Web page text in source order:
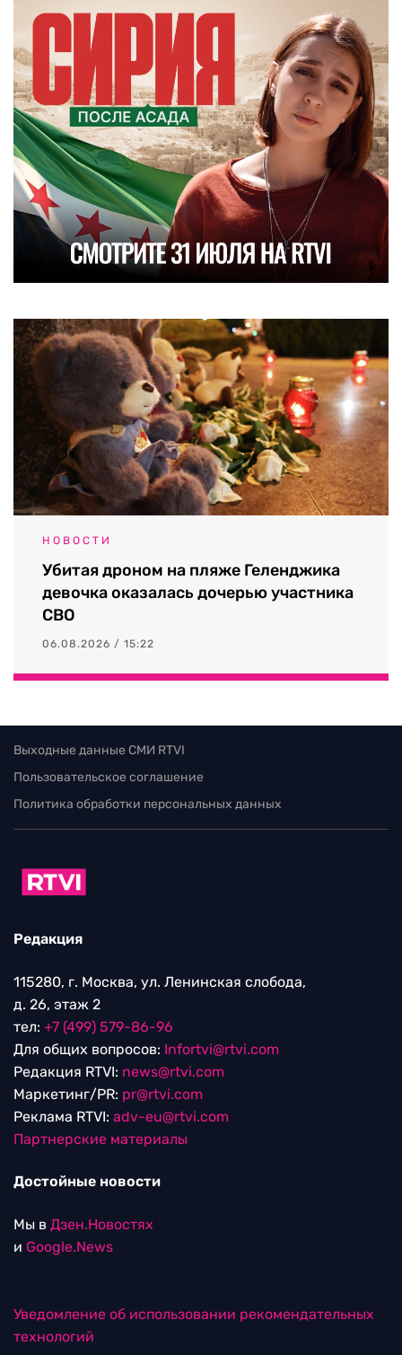
НОВОСТИ
Убитая дроном на пляже Геленджика
девочка оказалась дочерью участника
СВО
06.08.2026 / 15:22
Выходные данные СМИ RTVI
Пользовательское соглашение
Политика обработки персональных данных
Редакция
115280, г. Москва, ул. Ленинская слобода,
д. 26, этаж 2
тел: +7 (499) 579-86-96
Для общих вопросов: Infortvi@rtvi.com
Редакция RTVI: news@rtvi.com
Маркетинг/PR: pr@rtvi.com
Реклама RTVI: adv-eu@rtvi.com
Партнерские материалы
Достойные новости
Мы в Дзен.Новостях
и Google.News
Уведомление об использовании рекомендательных
технологий